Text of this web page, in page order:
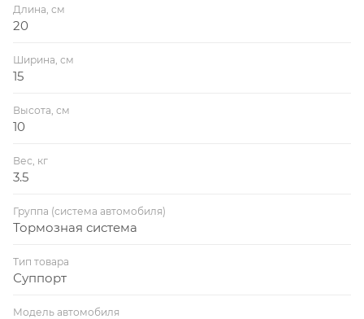
Длина, см
20
Ширина, см
15
Высота, см
10
Вес, кг
3.5
Группа (система автомобиля)
Тормозная система
Тип товара
Суппорт
Модель автомобиля